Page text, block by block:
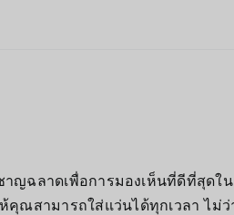
าญฉลาดเพื่อการมองเห็นที่ดีที่สุดใน
ณสามารถใส่แว่นได้ทุกเวลา ไม่ว่